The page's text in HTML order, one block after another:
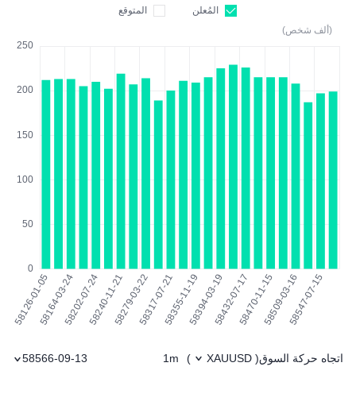
المُعلن
المتوقع
(ألف شخص)
اتجاه حركة السوق(
XAUUSD
)
1m
58566-09-13